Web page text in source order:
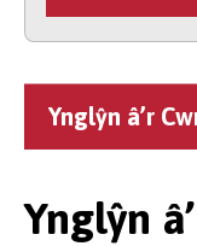
Ynglŷn â’r
Ynglŷn